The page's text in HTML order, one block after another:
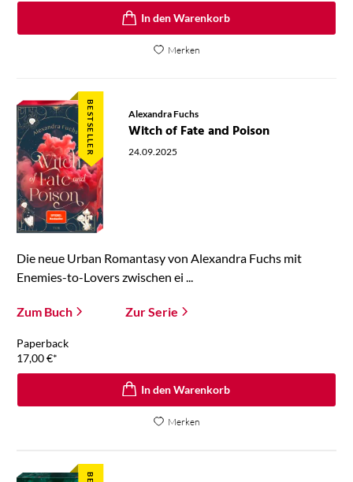
In den Warenkorb
Merken
BESTSELLER Alexandra Fuchs
Witch of Fate and Poison
24.09.2025
Die neue Urban Romantasy von Alexandra Fuchs mit
Enemies-to-Lovers zwischen ei ...
Zum Buch Zur Serie
Paperback
17,00€*
In den Warenkorb
Merken